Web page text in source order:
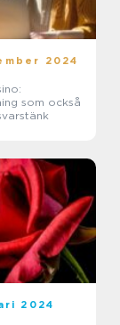
2024
som också
2024